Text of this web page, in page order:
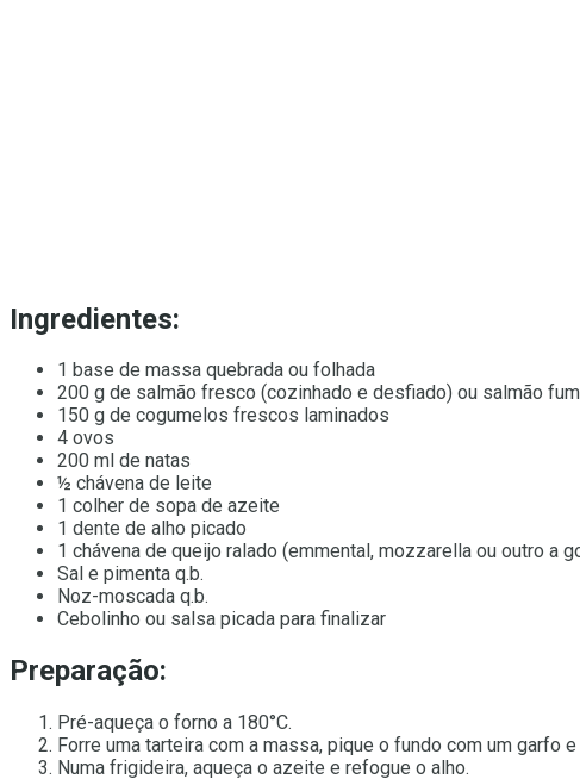
Ingredientes:
1 base de massa quebrada ou folhada
200 g de salmão fresco (cozinhado e desfiado) ou salmão
150 g de cogumelos frescos laminados
4 ovos
200 ml de natas
½ chávena de leite
1 colher de sopa de azeite
1 dente de alho picado
1 chávena de queijo ralado (emmental, mozzarella ou outro a
Sal e pimenta q.b.
Noz-moscada q.b.
Cebolinho ou salsa picada para finalizar
Preparação:
Pré-aqueça o forno a 180°C.
Forre uma tarteira com a massa, pique o fundo com um garfo
Numa frigideira, aqueça o azeite e refogue o alho.